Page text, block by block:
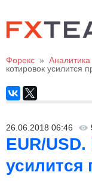
Форекс » Аналитика
котировок усилится
26.06.2018 06:46
EUR/
усилится